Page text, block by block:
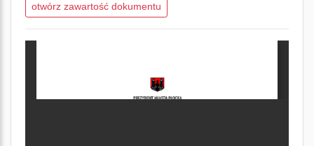
otwórz zawartość dokumentu